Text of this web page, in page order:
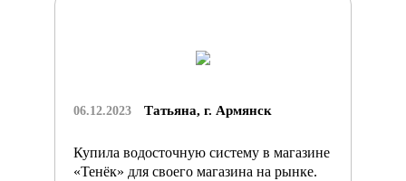
06.12.2023 Татьяна, г. Армянск
Купила водосточную систему в магазине
«Тенёк» для своего магазина на рынке.